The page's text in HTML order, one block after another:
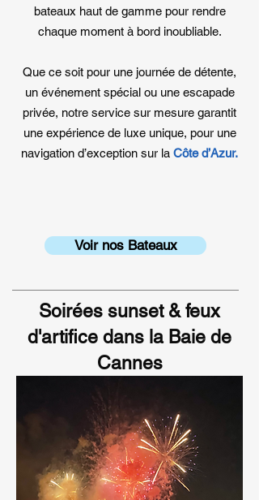
bateaux haut de gamme pour rendre
chaque moment à bord inoubliable.
Que ce soit pour une journée de détente,
un événement spécial ou une escapade
privée, notre service sur mesure garantit
une expérience de luxe unique, pour une
navigation d’exception sur la Côte d’Azur.
Voir nos Bateaux
Soirées sunset & feux
d'artifice dans la Baie de
Cannes